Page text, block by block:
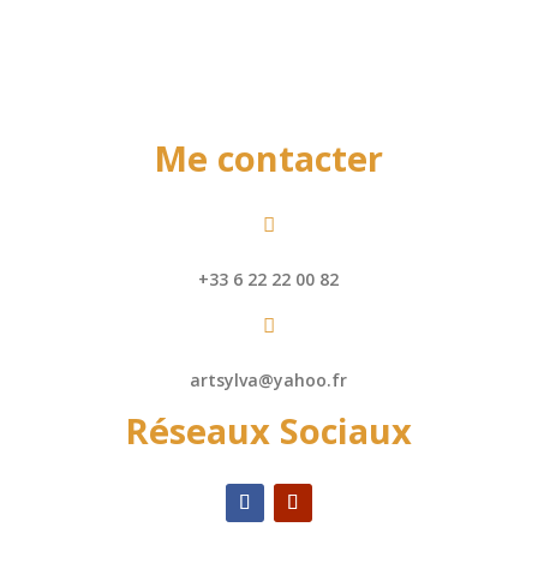
Me contacter

+33 6 22 22 00 82

artsylva@yahoo.fr
Réseaux Sociaux